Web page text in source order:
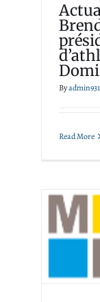
By
Read More
La